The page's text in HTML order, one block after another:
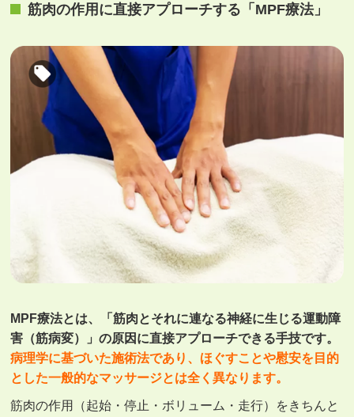
筋肉の作用に直接アプローチする「MPF療法」
MPF療法とは、「筋肉とそれに連なる神経に生じる運動障
害（筋病変）」の原因に直接アプローチできる手技です。
病理学に基づいた施術法であり、ほぐすことや慰安を目的
とした一般的なマッサージとは全く異なります。
筋肉の作用（起始・停止・ボリューム・走行）をきちんと